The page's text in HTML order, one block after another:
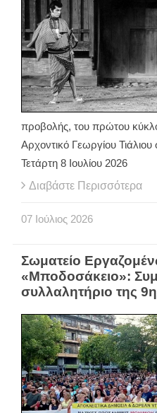
προβολής, του πρώτου
Αρχοντικό Γεωργίου
Τετάρτη 8 Ιουλίου 2026
Διαβάστε Περισσότερα
07 Ιούλιος 2026
Σωματείο
«Μποδοσάκειο»:
συλλαλητήριο της